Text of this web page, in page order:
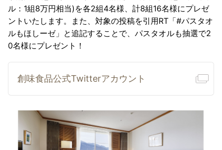
ル：1組8万円相当)を各2組4名様、計8組16名様にプレゼ
ントいたします。また、対象の投稿を引用RT「#パスタオ
ルもほしーゼ」と追記することで、パスタオルも抽選で2
0名様にプレゼント！
創味食品公式Twitterアカウント